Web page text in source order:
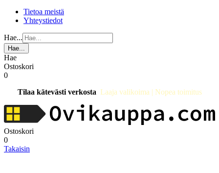
Tietoa meistä
Yhteystiedot
Hae...
Hae...
Hae
Ostoskori
0
Tilaa kätevästi verkosta Laaja valikoima | Nopea toimitus
Ostoskori
0
Takaisin